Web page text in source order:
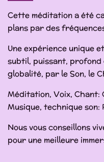
Cette méditation a été
plans par des
Une expérience unique
subtil, puissant,
globalité, par le Son, le
Méditation, Voix,
Musique, technique son:
Nous vous conseillons
pour une meilleure